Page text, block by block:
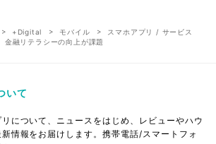
+Digital モバイル
スマホアプリ / サービス
金融リテラシーの向上が課題
いて
について、ニュースをはじめ、レビューやハウ
情報をお届けします。携帯電話/スマートフォ